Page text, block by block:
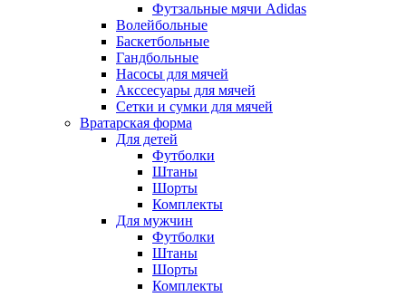
Футзальные мячи Adidas
Волейбольные
Баскетбольные
Гандбольные
Насосы для мячей
Акссесуары для мячей
Сетки и сумки для мячей
Вратарская форма
Для детей
Футболки
Штаны
Шорты
Комплекты
Для мужчин
Футболки
Штаны
Шорты
Комплекты